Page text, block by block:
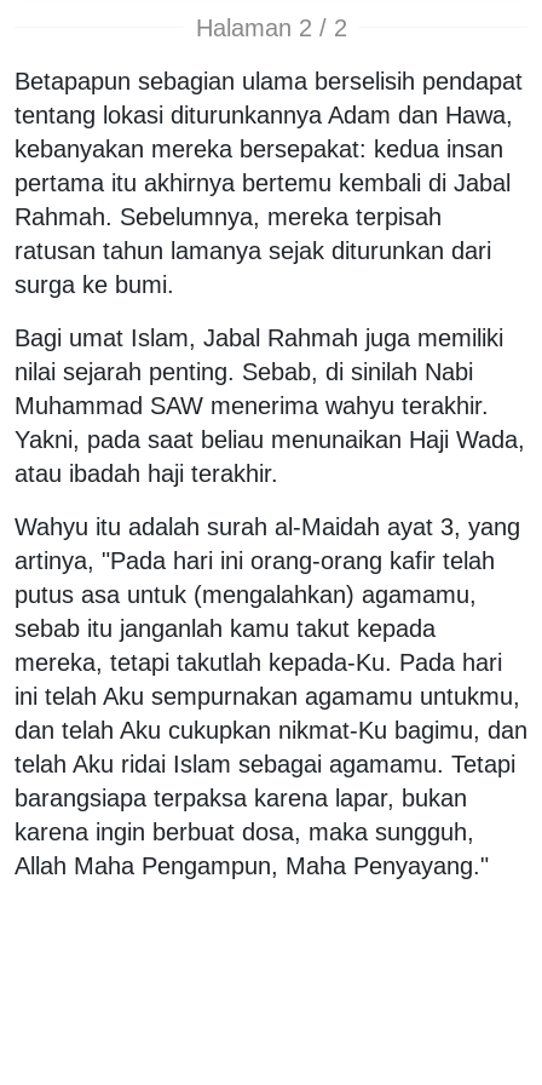
Halaman 2 / 2
Betapapun sebagian ulama berselisih pendapat
tentang lokasi diturunkannya Adam dan Hawa,
kebanyakan mereka bersepakat: kedua insan
pertama itu akhirnya bertemu kembali di Jabal
Rahmah. Sebelumnya, mereka terpisah
ratusan tahun lamanya sejak diturunkan dari
surga ke bumi.
Bagi umat Islam, Jabal Rahmah juga memiliki
nilai sejarah penting. Sebab, di sinilah Nabi
Muhammad SAW menerima wahyu terakhir.
Yakni, pada saat beliau menunaikan Haji Wada,
atau ibadah haji terakhir.
Wahyu itu adalah surah al-Maidah ayat 3, yang
artinya, "Pada hari ini orang-orang kafir telah
putus asa untuk (mengalahkan) agamamu,
sebab itu janganlah kamu takut kepada
mereka, tetapi takutlah kepada-Ku. Pada hari
ini telah Aku sempurnakan agamamu untukmu,
dan telah Aku cukupkan nikmat-Ku bagimu, dan
telah Aku ridai Islam sebagai agamamu. Tetapi
barangsiapa terpaksa karena lapar, bukan
karena ingin berbuat dosa, maka sungguh,
Allah Maha Pengampun, Maha Penyayang."